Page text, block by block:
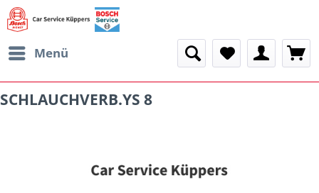
Menü
SCHLAUCHVERB.YS 8